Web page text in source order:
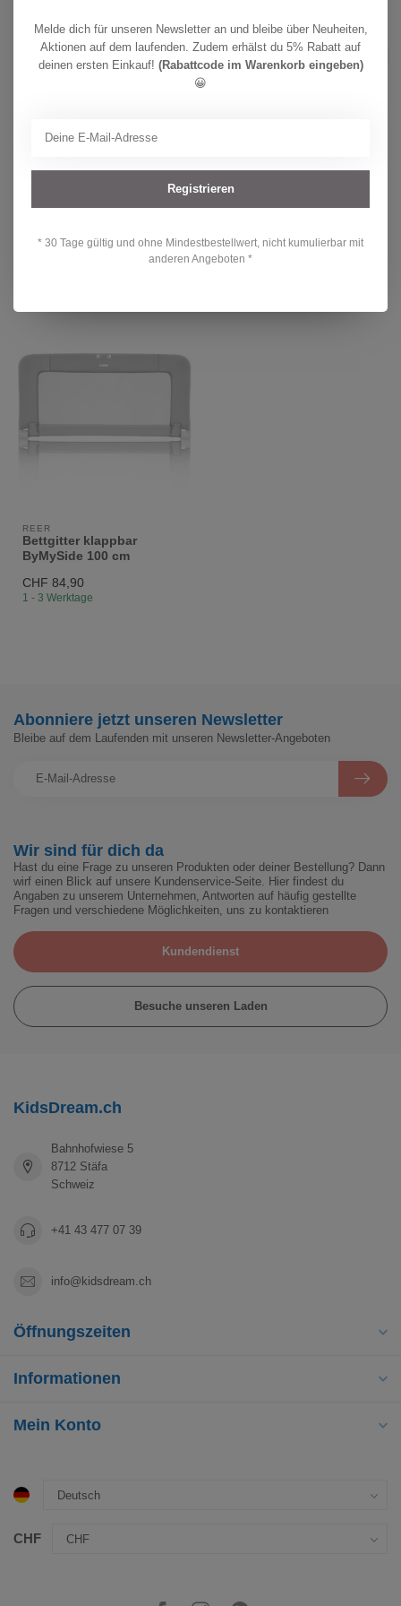
REER
Reer Digitales Fieberthermometer
Frosch
CHF
15,90
Oder brauchst du Hilfe bei deiner Bestellung? Kontaktiere unseren
info@kidsdream.ch
REER
Bettgitter klappbar
ByMySide 100 cm
CHF 84,90
1 - 3 Werktage
Wir sind für dich da
Hast du eine Frage zu unseren Produkten oder deiner Bestellung? Dann
wirf einen Blick auf unsere Kundenservice-Seite. Hier findest du
Angaben zu unserem Unternehmen, Antworten auf häufig gestellte
Fragen und verschiedene Möglichkeiten, uns zu kontaktieren
Kundendienst
Besuche unseren Laden
Abonniere jetzt unseren Newsletter
Bleibe auf dem Laufenden mit unseren Newsletter-Angeboten
KidsDream.ch
Bahnhofwiese 5
8712 Stäfa
Schweiz
+41 43 477 07 39
info@kidsdream.ch
Öffnungszeiten
Informationen
Mein Konto
CHF
Melde dich für unseren Newsletter an und bleibe über Neuheiten,
Aktionen auf dem laufenden. Zudem erhälst du 5% Rabatt auf
deinen ersten Einkauf! (Rabattcode im Warenkorb eingeben)
😀
Registrieren
* 30 Tage gültig und ohne Mindestbestellwert, nicht kumulierbar mit
anderen Angeboten *